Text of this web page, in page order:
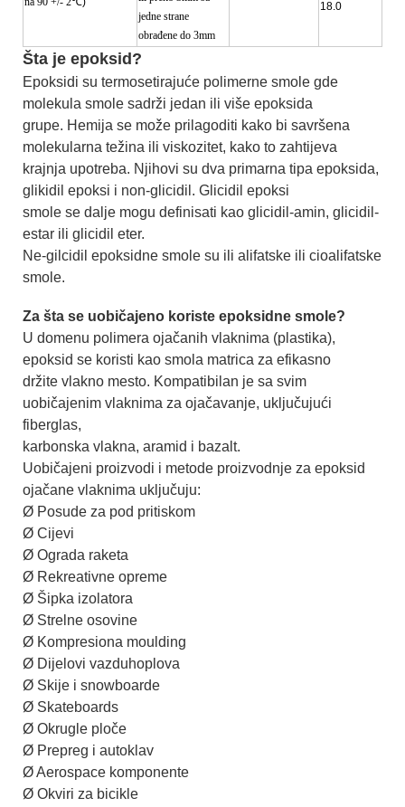
jedne strane
obrađene do 3mm
18.0
Šta je epoksid?
Epoksidi su termosetirajuće polimerne smole gde
molekula smole sadrži jedan ili više epoksida
grupe. Hemija se može prilagoditi kako bi savršena
molekularna težina ili viskozitet, kako to zahtijeva
krajnja upotreba. Njihovi su dva primarna tipa epoksida,
glikidil epoksi i non-glicidil. Glicidil epoksi
smole se dalje mogu definisati kao glicidil-amin, glicidil-
estar ili glicidil eter.
Ne-gilcidil epoksidne smole su ili alifatske ili cioalifatske
smole.
Za šta se uobičajeno koriste epoksidne smole?
U domenu polimera ojačanih vlaknima (plastika),
epoksid se koristi kao smola matrica za efikasno
držite vlakno mesto. Kompatibilan je sa svim
uobičajenim vlaknima za ojačavanje, uključujući
fiberglas,
karbonska vlakna, aramid i bazalt.
Uobičajeni proizvodi i metode proizvodnje za epoksid
ojačane vlaknima uključuju:
Ø Posude za pod pritiskom
Ø Cijevi
Ø Ograda raketa
Ø Rekreativne opreme
Ø Šipka izolatora
Ø Strelne osovine
Ø Kompresiona moulding
Ø Dijelovi vazduhoplova
Ø Skije i snowboarde
Ø Skateboards
Ø Okrugle ploče
Ø Prepreg i autoklav
Ø Aerospace komponente
Ø Okviri za bicikle